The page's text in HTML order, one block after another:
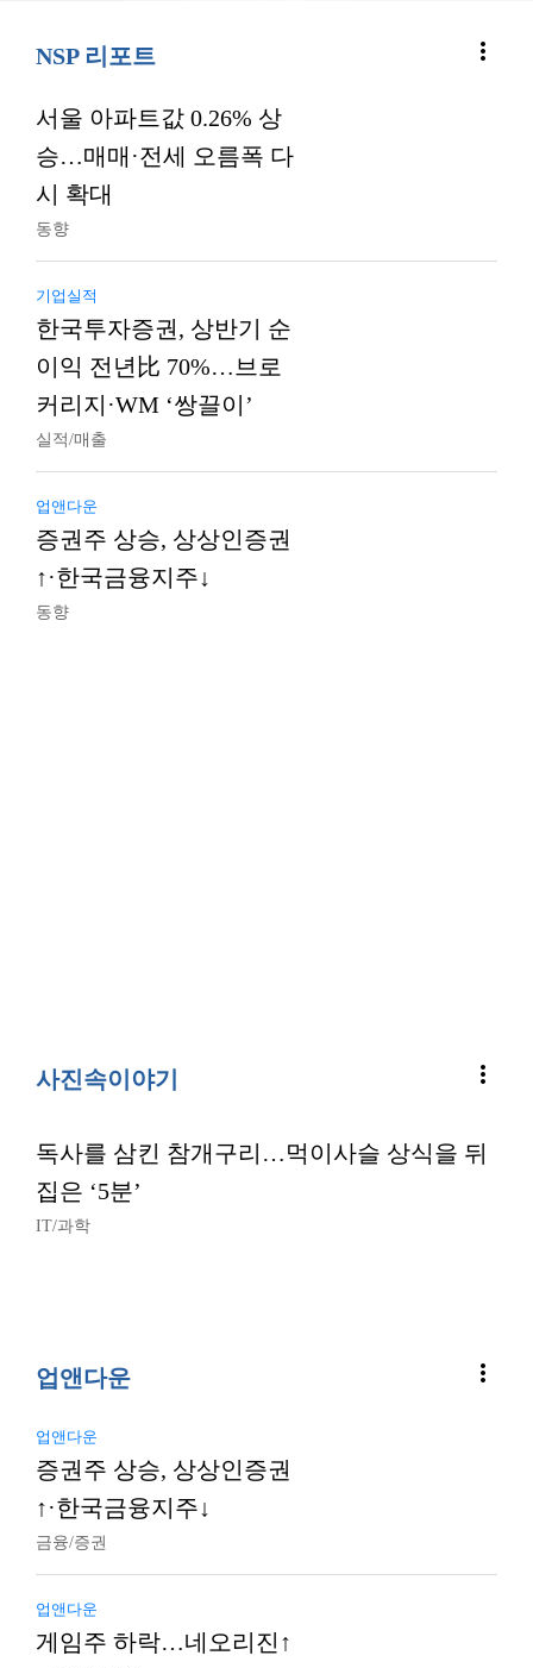
NSP 리포트 more_vert
서울 아파트값 0.26% 상
승…매매·전세 오름폭 다
시 확대
동향
기업실적
한국투자증권, 상반기 순
이익 전년比 70%…브로
커리지·WM ‘쌍끌이’
실적/매출
업앤다운
증권주 상승, 상상인증권
↑·한국금융지주↓
동향
사진속이야기 more_vert
독사를 삼킨 참개구리…먹이사슬 상식을 뒤
집은 ‘5분’
IT/과학
업앤다운 more_vert
업앤다운
증권주 상승, 상상인증권
↑·한국금융지주↓
금융/증권
업앤다운
게임주 하락…네오리진↑